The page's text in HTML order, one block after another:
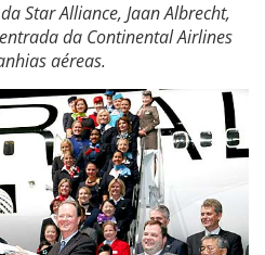
Star Alliance, Jaan Albrecht,
da Continental Airlines
aéreas.